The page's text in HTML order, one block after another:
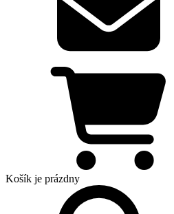
Košík je prázdny